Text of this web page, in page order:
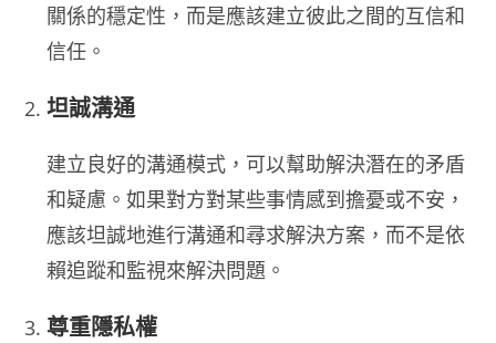
關係的穩定性，而是應該建立彼此之間的互信和
信任。
坦誠溝通
建立良好的溝通模式，可以幫助解決潛在的矛盾
和疑慮。如果對方對某些事情感到擔憂或不安，
應該坦誠地進行溝通和尋求解決方案，而不是依
賴追蹤和監視來解決問題。
尊重隱私權